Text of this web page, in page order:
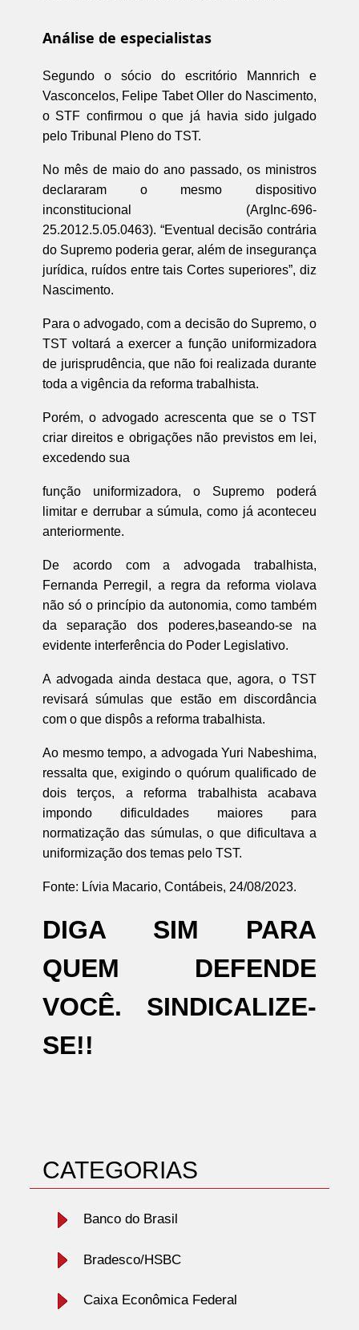
Análise de especialistas
Segundo o sócio do escritório Mannrich e
Vasconcelos, Felipe Tabet Oller do Nascimento,
o STF confirmou o que já havia sido julgado
pelo Tribunal Pleno do TST.
No mês de maio do ano passado, os ministros
declararam o mesmo dispositivo
inconstitucional (ArgInc-696-
25.2012.5.05.0463). “Eventual decisão contrária
do Supremo poderia gerar, além de insegurança
jurídica, ruídos entre tais Cortes superiores”, diz
Nascimento.
Para o advogado, com a decisão do Supremo, o
TST voltará a exercer a função uniformizadora
de jurisprudência, que não foi realizada durante
toda a vigência da reforma trabalhista.
Porém, o advogado acrescenta que se o TST
criar direitos e obrigações não previstos em lei,
excedendo sua
função uniformizadora, o Supremo poderá
limitar e derrubar a súmula, como já aconteceu
anteriormente.
De acordo com a advogada trabalhista,
Fernanda Perregil, a regra da reforma violava
não só o princípio da autonomia, como também
da separação dos poderes,baseando-se na
evidente interferência do Poder Legislativo.
A advogada ainda destaca que, agora, o TST
revisará súmulas que estão em discordância
com o que dispôs a reforma trabalhista.
Ao mesmo tempo, a advogada Yuri Nabeshima,
ressalta que, exigindo o quórum qualificado de
dois terços, a reforma trabalhista acabava
impondo dificuldades maiores para
normatização das súmulas, o que dificultava a
uniformização dos temas pelo TST.
Fonte: Lívia Macario, Contábeis, 24/08/2023.
DIGA SIM PARA
QUEM DEFENDE
VOCÊ. SINDICALIZE-
SE!!
CATEGORIAS
Banco do Brasil
Bradesco/HSBC
Caixa Econômica Federal